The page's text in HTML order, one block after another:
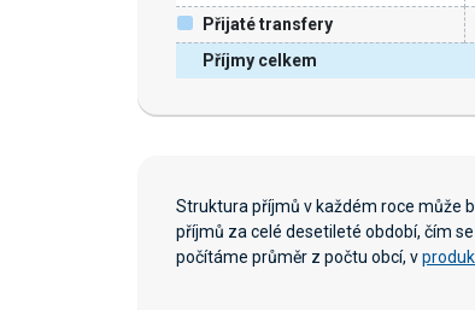
Příjmy celkem
Přijaté transfery
Struktura příjmů v každém roce může
příjmů za celé desetileté období, čím
počítáme průměr z počtu obcí, v